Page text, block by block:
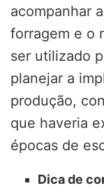
acompanhar
forragem e o
ser utilizado
planejar a
produção,
que haveria
épocas de
Dica de